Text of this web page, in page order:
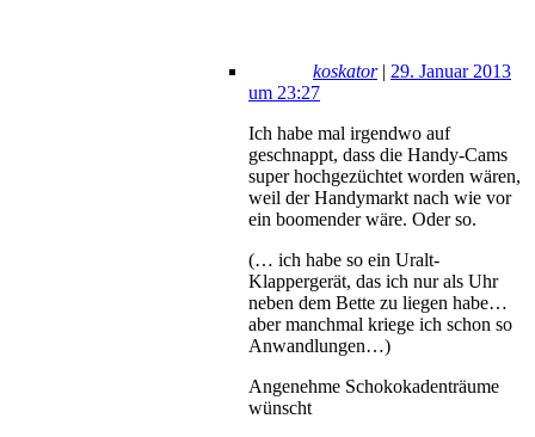
koskator| 29. Januar 2013
um 23:27
Ich habe mal irgendwo auf
geschnappt, dass die Handy-Cams
super hochgezüchtet worden wären,
weil der Handymarkt nach wie vor
ein boomender wäre. Oder so.
(… ich habe so ein Uralt-
Klappergerät, das ich nur als Uhr
neben dem Bette zu liegen habe…
aber manchmal kriege ich schon so
Anwandlungen…)
Angenehme Schokokadenträume
wünscht